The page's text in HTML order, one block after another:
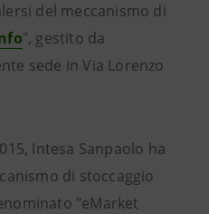
del meccanismo di
", gestito da
sede in Via Lorenzo
Intesa Sanpaolo ha
di stoccaggio
"eMarket